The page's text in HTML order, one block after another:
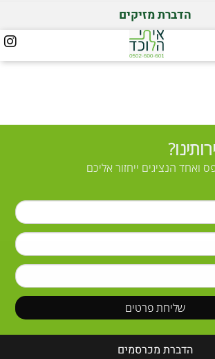
הדברת מזיקים
ואחד הנציגים ייחזור אליכם
הדברת מכרסמים